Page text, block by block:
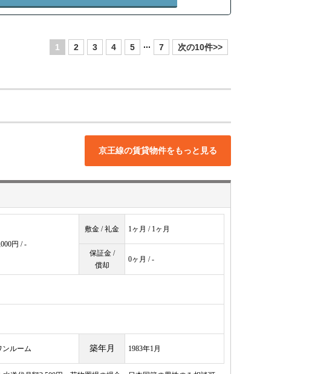
1 2 3 4 5 ... 7 次の10件>>
京王線の賃貸物件をもっと見る
円 / -
敷金 / 礼金 1ヶ月 / 1ヶ月
保証金 /
償却
0ヶ月 / -
ンルーム 築年月 1983年1月